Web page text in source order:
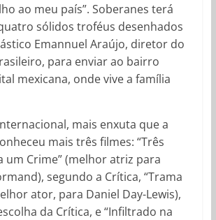
ao meu país”. Soberanes terá
sólidos troféus desenhados
Emannuel Araújo, diretor do
para enviar ao bairro
mexicana, onde vive a família
mais enxuta que a
mais três filmes: “Três
um Crime” (melhor atriz para
segundo a Crítica, “Trama
ator, para Daniel Day-Lewis),
da Crítica, e “Infiltrado na